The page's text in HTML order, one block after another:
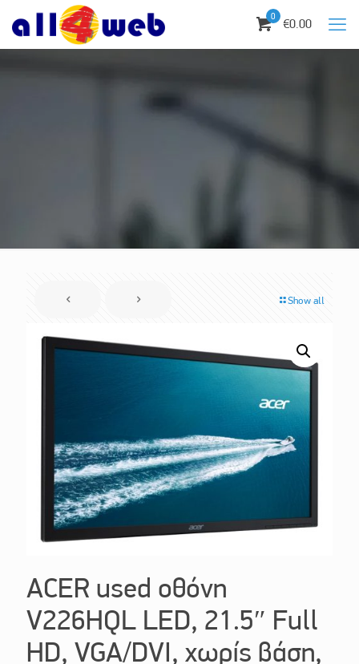
0 €0.00
Show all
ACER used οθόνη
V226HQL LED, 21.5″ Full
HD, VGA/DVI, χωρίς βάση,